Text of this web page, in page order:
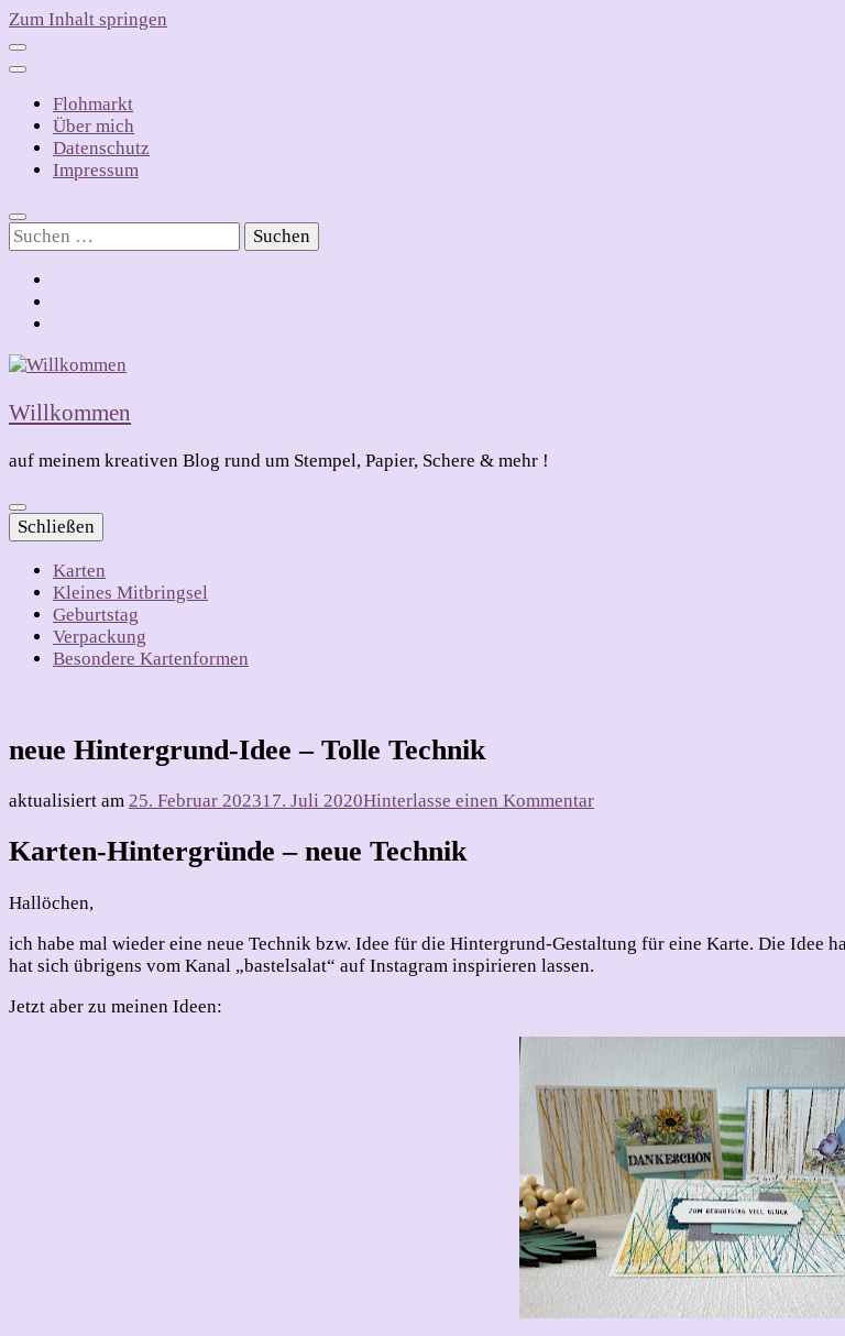
Zum Inhalt springen
Flohmarkt
Über mich
Datenschutz
Impressum
Suchen
nach:
Willkommen
auf meinem kreativen Blog rund um Stempel, Papier, Schere & mehr !
Schließen
Karten
Kleines Mitbringsel
Geburtstag
Verpackung
Besondere Kartenformen
neue Hintergrund-Idee – Tolle Technik
aktualisiert am 25. Februar 202317. Juli 2020Hinterlasse einen Kommentarzu
Technik
Karten-Hintergründe – neue Technik
Hallöchen,
ich habe mal wieder eine neue Technik bzw. Idee für die Hintergrund-Gestaltung für eine Karte. Die Idee
hat sich übrigens vom Kanal „bastelsalat“ auf Instagram inspirieren lassen.
Jetzt aber zu meinen Ideen: